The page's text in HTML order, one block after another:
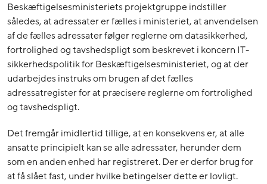
Beskæftigelsesministeriets projektgruppe indstiller
således, at adressater er fælles i ministeriet, at anvendelsen
af de fælles adressater følger reglerne om datasikkerhed,
fortrolighed og tavshedspligt som beskrevet i koncern IT-
sikkerhedspolitik for Beskæftigelsesministeriet, og at der
udarbejdes instruks om brugen af det fælles
adressatregister for at præcisere reglerne om fortrolighed
og tavshedspligt.
Det fremgår imidlertid tillige, at en konsekvens er, at alle
ansatte principielt kan se alle adressater, herunder dem
som en anden enhed har registreret. Der er derfor brug for
at få slået fast, under hvilke betingelser dette er lovligt.